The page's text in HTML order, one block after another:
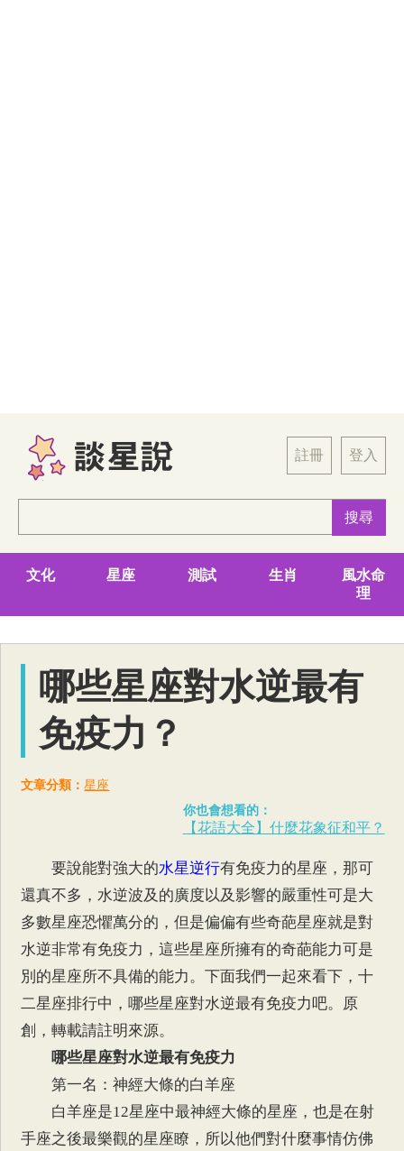
註冊 登入
文化 星座 測試 生肖
風水命
理
哪些星座對水逆最有
免疫力？
文章分類：星座
你也會想看的：
【花語大全】什麼花象征和平？
要說能對強大的水星逆行有免疫力的星座，那可
還真不多，水逆波及的廣度以及影響的嚴重性可是大
多數星座恐懼萬分的，但是偏偏有些奇葩星座就是對
水逆非常有免疫力，這些星座所擁有的奇葩能力可是
別的星座所不具備的能力。下面我們一起來看下，十
二星座排行中，哪些星座對水逆最有免疫力吧。原
創，轉載請註明來源。
哪些星座對水逆最有免疫力
第一名：神經大條的白羊座
白羊座是12星座中最神經大條的星座，也是在射
手座之後最樂觀的星座瞭，所以他們對什麼事情仿佛